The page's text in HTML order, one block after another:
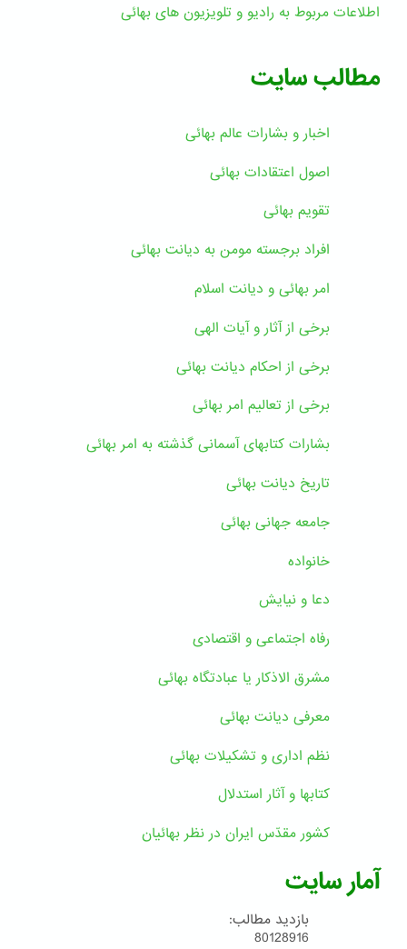
اطلاعات مربوط به رادیو و تلویزیون های بهائی
مطالب سایت
اخبار و بشارات عالم بهائى
اصول اعتقادات بهائی
تقویم بهائی
افراد برجسته مومن به دیانت بهائی
امر بهائی و دیانت اسلام
برخی از آثار و آیات الهی
برخی از احکام دیانت بهائی
برخی از تعالیم امر بهائی
بشارات کتابهای آسمانی گذشته به امر بهائی
تاریخ دیانت بهائی
جامعه جهانی بهائی
خانواده
دعا و نیایش
رفاه اجتماعی و اقتصادی
مشرق الاذکار یا عبادتگاه بهائی
معرفی دیانت بهائی
نظم اداری و تشکیلات بهائی
کتابها و آثار استدلال
کشور مقدّس ایران در نظر بهائیان
آمار سایت
بازدید مطالب:
80128916